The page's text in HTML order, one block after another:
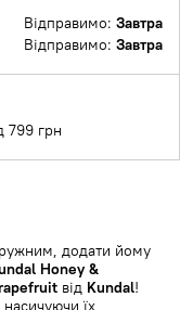
Відправимо: Завтра
Відправимо: Завтра
799 грн
додати йому
Honey &
від Kundal!
їх